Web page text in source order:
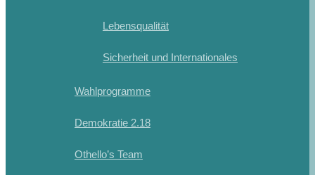
Lebensqualität
Sicherheit und Internationales
Wahlprogramme
Demokratie 2.18
Othello’s Team